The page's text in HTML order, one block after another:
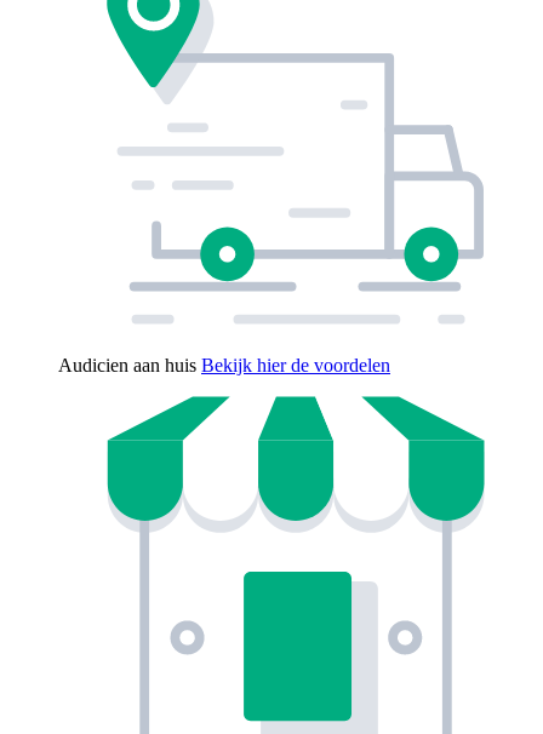
Audicien aan huis Bekijk hier de voordelen